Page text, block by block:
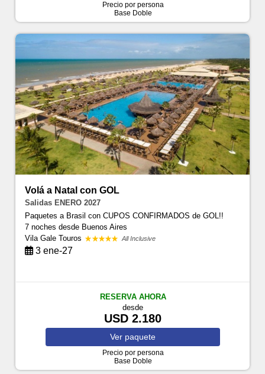
Precio por persona
Base Doble
Volá a Natal con GOL
Salidas ENERO 2027
Paquetes a Brasil con CUPOS CONFIRMADOS de GOL!!
7 nochesdesde Buenos Aires
Vila Gale Touros
All Inclusive
3 ene-27
RESERVA AHORA
desde
USD 2.180
Ver paquete
Precio por persona
Base Doble